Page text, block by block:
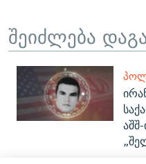
შეიძლება